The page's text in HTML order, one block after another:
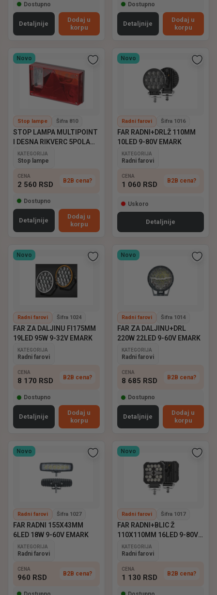
Dostupno
Detaljnije
Dodaj u
korpu
Dostupno
Detaljnije
Dodaj u
korpu
Novo
Stop lampe Šifra 810
STOP LAMPA MULTIPOINT
I DESNA RIKVERC 5POLA
ASPOCK
KATEGORIJA
Stop lampe
CENA
2 560 RSD B2B cena?
Dostupno
Detaljnije
Dodaj u
korpu
Novo
Radni farovi Šifra 1016
FAR RADNI+DRLŽ 110MM
10LED 9-80V EMARK
KATEGORIJA
Radni farovi
CENA
1 060 RSD B2B cena?
Uskoro
Detaljnije
Novo
Radni farovi Šifra 1024
FAR ZA DALJINU FI175MM
19LED 95W 9-32V EMARK
KATEGORIJA
Radni farovi
CENA
8 170 RSD B2B cena?
Dostupno
Detaljnije
Dodaj u
korpu
Novo
Radni farovi Šifra 1014
FAR ZA DALJINU+DRL
220W 22LED 9-60V EMARK
KATEGORIJA
Radni farovi
CENA
8 685 RSD B2B cena?
Dostupno
Detaljnije
Dodaj u
korpu
Novo
Radni farovi Šifra 1027
FAR RADNI 155X43MM
6LED 18W 9-60V EMARK
KATEGORIJA
Radni farovi
CENA
960 RSD B2B cena?
Novo
Radni farovi Šifra 1017
FAR RADNI+BLIC Ž
110X110MM 16LED 9-80V
EMARK
KATEGORIJA
Radni farovi
CENA
1 130 RSD B2B cena?